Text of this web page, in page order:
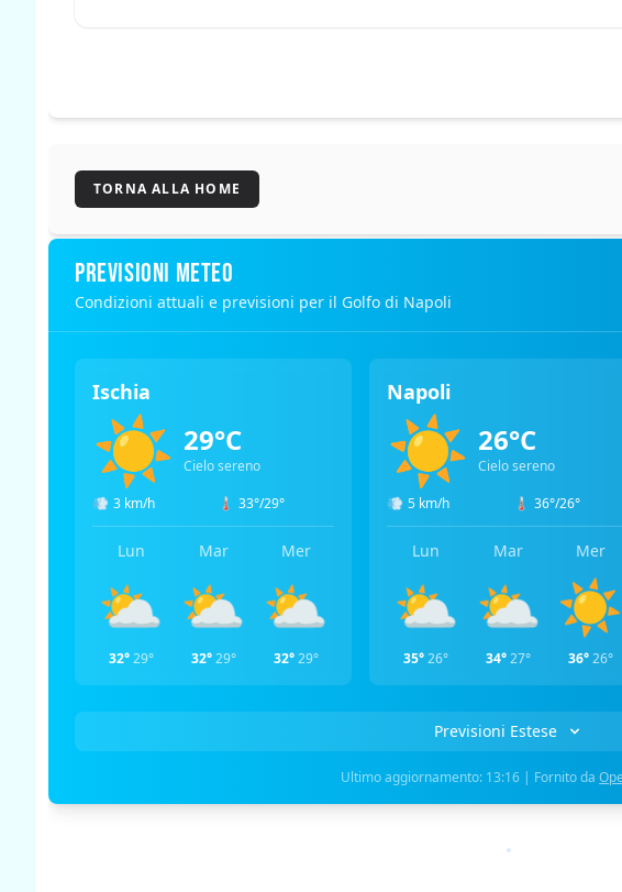
TORNA ALLA HOME
PREVISIONI METEO
Condizioni attuali e previsioni per il Golfo di Napoli
Ischia
☀️ 29°C
Cielo sereno
💨 3 km/h 🌡️ 33°/29°
Lun
⛅
32°29°
Mar
⛅
32°29°
Mer
⛅
32° 29°
Napoli
☀️ 26°C
Cielo sereno
💨 5 km/h 🌡️ 36°/26°
Lun
⛅
35°26°
Mar
⛅
34°27°
Mer
☀️
36°26°
Previsioni Estese
Ultimo aggiornamento: 13:16 | Fornito da